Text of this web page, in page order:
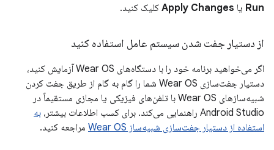
Run یا Apply Changes کلیک کنید.
از دستیار جفت شدن سیستم عامل استفاده کنید
اگر می‌خواهید برنامه خود را با دستگاه‌های Wear OS آزمایش کنید،
دستیار جفت‌سازی Wear OS شما را گام به گام از طریق جفت کردن
شبیه‌سازهای Wear OS با تلفن‌های فیزیکی یا مجازی مستقیماً در
Android Studio راهنمایی می‌کند. برای کسب اطلاعات بیشتر،
به
استفاده از دستیار جفت‌سازی شبیه‌ساز Wear OS
مراجعه کنید.